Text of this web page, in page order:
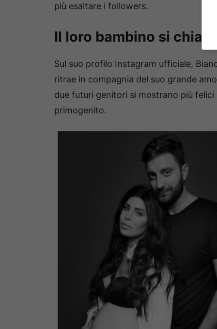
più esaltare i followers.
Il loro bambino si
Sul suo profilo Instagram ufficiale,
ritrae in compagnia del suo grande
due futuri genitori si mostrano più
primogenito.